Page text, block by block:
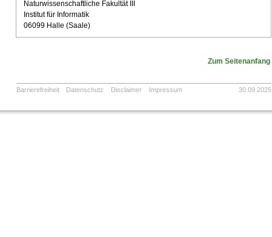
Naturwissenschaftliche Fakultät III
Institut für Informatik
06099 Halle (Saale)
Zum Seitenanfang
Barrierefreiheit Datenschutz Disclaimer Impressum 30.09.2025